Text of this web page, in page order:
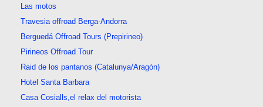
Las motos
Travesia offroad Berga-Andorra
Berguedá Offroad Tours (Prepirineo)
Pirineos Offroad Tour
Raid de los pantanos (Catalunya/Aragón)
Hotel Santa Barbara
Casa Cosialls,el relax del motorista